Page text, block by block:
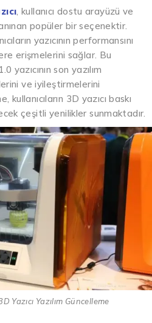
, kullanıcı dostu arayüzü ve
popüler bir seçenektir.
yazıcının performansını
erişmelerini sağlar. Bu
yazıcının son yazılım
ve iyileştirmelerini
3D yazıcı baskı
çeşitli yenilikler sunmaktadır.
Yazıcı Yazılım Güncelleme